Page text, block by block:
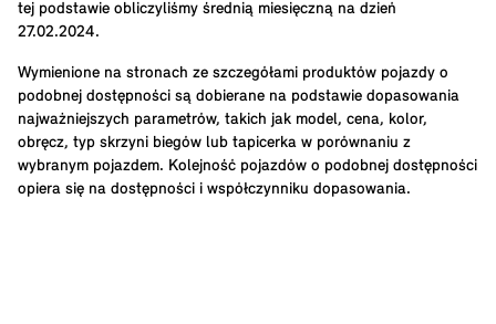
tej podstawie obliczyliśmy średnią miesięczną na dzień
27.02.2024.
Wymienione na stronach ze szczegółami produktów pojazdy o
podobnej dostępności są dobierane na podstawie dopasowania
najważniejszych parametrów, takich jak model, cena, kolor,
obręcz, typ skrzyni biegów lub tapicerka w porównaniu z
wybranym pojazdem. Kolejność pojazdów o podobnej dostępności
opiera się na dostępności i współczynniku dopasowania.